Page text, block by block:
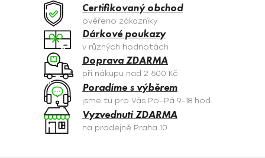
c
í
p
r
v
k
y
v
ý
p
Certifikovaný obchod
ověřeno zákazníky
Dárkové poukazy
v různých hodnotách
Doprava ZDARMA
při nákupu nad 2 500 Kč
Poradíme s výběrem
jsme tu pro Vás Po–Pá 9–18 hod.
Vyzvednutí ZDARMA
na prodejně Praha 10